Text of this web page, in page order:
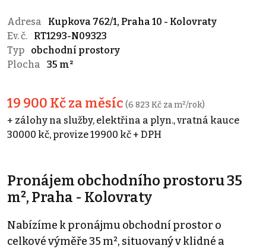
Adresa
Kupkova 762/1, Praha 10 - Kolovraty
Ev. č.
RT1293-N09323
Typ
obchodní prostory
Plocha
35 m²
19 900 Kč za měsíc (6 823 Kč za m²/rok)
+ zálohy na služby, elektřina a plyn., vratná kauce
30000 kč, provize 19900 kč + DPH
Pronájem obchodního prostoru 35
m², Praha - Kolovraty
Nabízíme k pronájmu obchodní prostor o
celkové výměře 35 m², situovaný v klidné a